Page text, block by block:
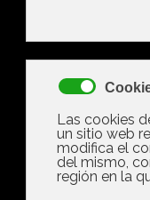
Y La
Escrito por
Valora este